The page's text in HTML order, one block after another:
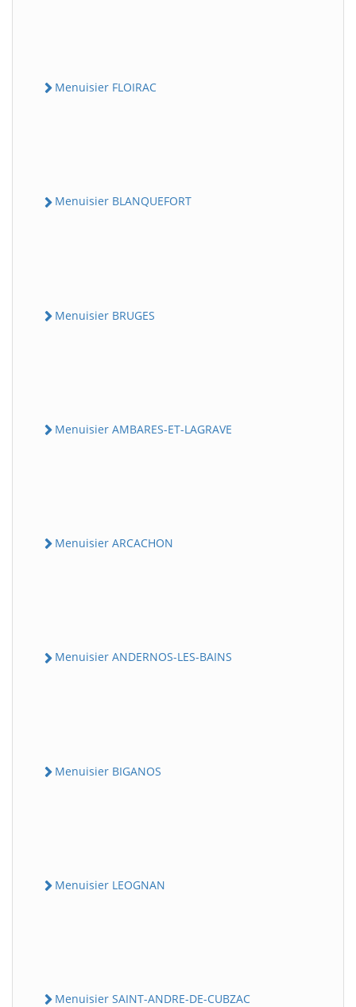
Menuisier FLOIRAC
Menuisier BLANQUEFORT
Menuisier BRUGES
Menuisier AMBARES-ET-LAGRAVE
Menuisier ARCACHON
Menuisier ANDERNOS-LES-BAINS
Menuisier BIGANOS
Menuisier LEOGNAN
Menuisier SAINT-ANDRE-DE-CUBZAC